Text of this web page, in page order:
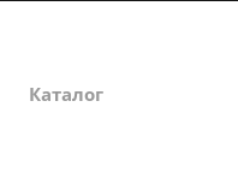
Каталог